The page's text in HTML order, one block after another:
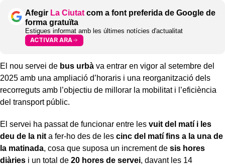
Afegir La Ciutat com a font preferida de Google de
forma gratuïta
Estigues informat amb les últimes notícies d'actualitat
ACTIVAR ARA
El nou servei de bus urbà va entrar en vigor al setembre del
2025 amb una ampliació d’horaris i una reorganització dels
recorreguts amb l’objectiu de millorar la mobilitat i l’eficiència
del transport públic.
El servei ha passat de funcionar entre les vuit del matí i les
deu de la nit a fer-ho des de les cinc del matí fins a la una de
la matinada, cosa que suposa un increment de sis hores
diàries i un total de 20 hores de servei, davant les 14